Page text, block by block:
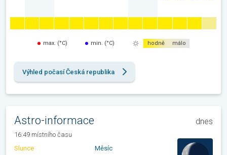
max. (°C) min. (°C) hodně málo
Výhled počasí Česká republika
Astro-informace dnes
16:49 místního času
Slunce
Měsíc